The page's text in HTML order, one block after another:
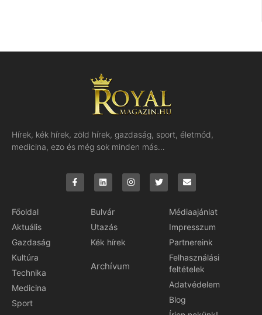
Hírek, kék hírek, zöld hírek, gazdaság, sport, életmód,
medicina, ezo és még sok minden más…
Főoldal
Aktuális
Gazdaság
Kultúra
Technika
Medicina
Sport
Bulvár
Utazás
Kék hírek
Archívum
Médiaajánlat
Impresszum
Partnereink
Felhasználási
feltételek
Adatvédelem
Blog